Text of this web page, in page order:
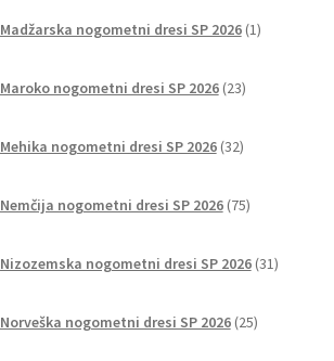
Madžarska nogometni dresi SP 2026 1izdelek
Maroko nogometni dresi SP 2026 23izdelkov
Mehika nogometni dresi SP 2026 32izdelkov
Nemčija nogometni dresi SP 2026 75izdelkov
Nizozemska nogometni dresi SP 2026 31izdelkov
Norveška nogometni dresi SP 2026 25izdelkov